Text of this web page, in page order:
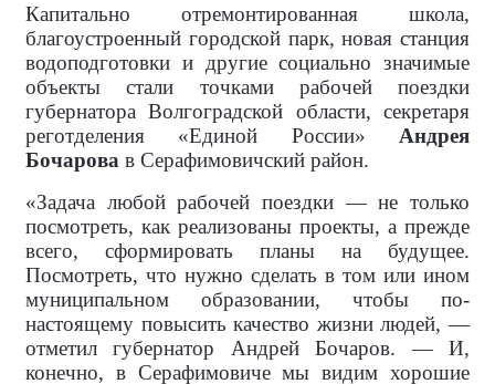
Капитально отремонтированная школа,
благоустроенный городской парк, новая станция
водоподготовки и другие социально значимые
объекты стали точками рабочей поездки
губернатора Волгоградской области, секретаря
реготделения «Единой России» Андрея
Бочарова в Серафимовичский район.
«Задача любой рабочей поездки — не только
посмотреть, как реализованы проекты, а прежде
всего, сформировать планы на будущее.
Посмотреть, что нужно сделать в том или ином
муниципальном образовании, чтобы по-
настоящему повысить качество жизни людей, —
отметил губернатор Андрей Бочаров. — И,
конечно, в Серафимовиче мы видим хорошие